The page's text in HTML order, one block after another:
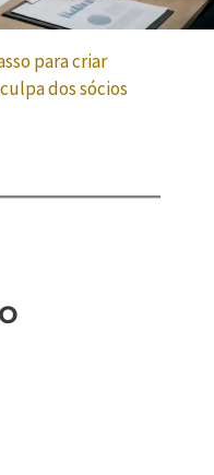
para criar
dos sócios